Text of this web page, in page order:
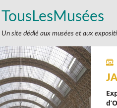
TousLesMusées
Un site dédié aux musées et aux